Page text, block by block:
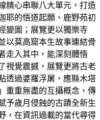
精心串聯八大單元，打造
耶的悟道起願、鹿野苑初
變圖；展覽更以獨樂寺
以莫高窟本生故事連結骨
走入其中，能深刻體悟
視覺震撼，展覽更將古老
透過婆羅浮屠、應縣木塔
重重無盡的互攝概念，傳
予歲月侵蝕的古蹟全新生
，在資訊過載的當代尋得